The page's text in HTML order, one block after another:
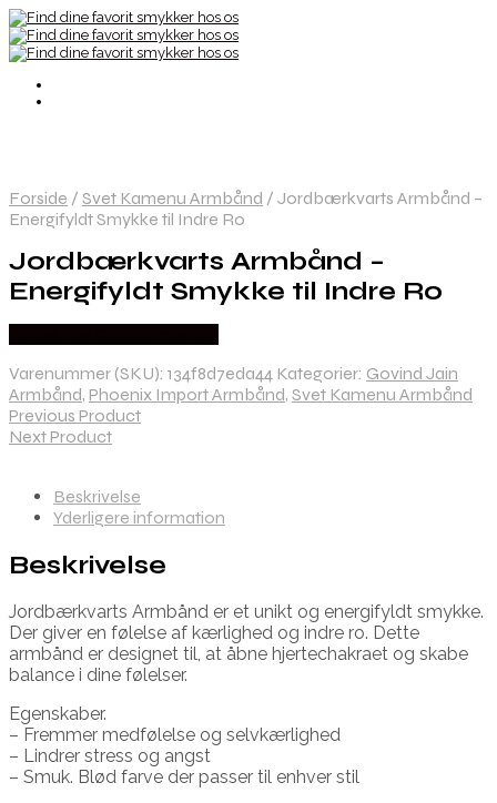
Forside / Svet Kamenu Armbånd / Jordbærkvarts Armbånd –
Energifyldt Smykke til Indre Ro
Jordbærkvarts Armbånd –
Energifyldt Smykke til Indre Ro
Varenummer (SKU): 134f8d7eda44 Kategorier: Govind Jain
Armbånd, Phoenix Import Armbånd, Svet Kamenu Armbånd
Previous Product
Next Product
Beskrivelse
Yderligere information
Beskrivelse
Jordbærkvarts Armbånd er et unikt og energifyldt smykke.
Der giver en følelse af kærlighed og indre ro. Dette
armbånd er designet til, at åbne hjertechakraet og skabe
balance i dine følelser.
Egenskaber.
– Fremmer medfølelse og selvkærlighed
– Lindrer stress og angst
– Smuk. Blød farve der passer til enhver stil